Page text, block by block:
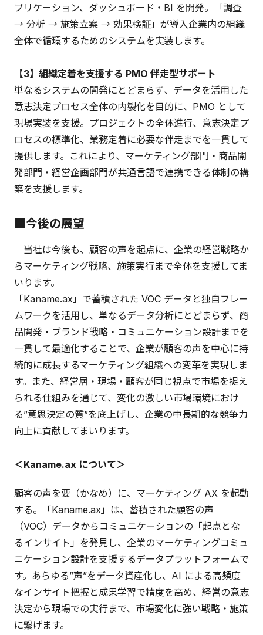
プリケーション、ダッシュボード・BI を開発。「調査
→ 分析 → 施策立案 → 効果検証」が導入企業内の組織
全体で循環するためのシステムを実装します。
【3】組織定着を支援する PMO 伴走型サポート
単なるシステムの開発にとどまらず、データを活用した
意志決定プロセス全体の内製化を目的に、PMO として
現場実装を支援。プロジェクトの全体進行、意志決定プ
ロセスの標準化、業務定着に必要な伴走までを一貫して
提供します。これにより、マーケティング部門・商品開
発部門・経営企画部門が共通言語で連携できる体制の構
築を支援します。
■今後の展望
当社は今後も、顧客の声を起点に、企業の経営戦略か
らマーケティング戦略、施策実行まで全体を支援してま
いります。
「Kaname.ax」で蓄積された VOC データと独自フレー
ムワークを活用し、単なるデータ分析にとどまらず、商
品開発・ブランド戦略・コミュニケーション設計までを
一貫して最適化することで、企業が顧客の声を中心に持
続的に成長するマーケティング組織への変革を実現しま
す。また、経営層・現場・顧客が同じ視点で市場を捉え
られる仕組みを通じて、変化の激しい市場環境におけ
る”意思決定の質”を底上げし、企業の中長期的な競争力
向上に貢献してまいります。
＜Kaname.ax について＞
顧客の声を要（かなめ）に、マーケティング AX を起動
する。「Kaname.ax」は、蓄積された顧客の声
（VOC）データからコミュニケーションの「起点とな
るインサイト」を発見し、企業のマーケティングコミュ
ニケーション設計を支援するデータプラットフォームで
す。あらゆる”声”をデータ資産化し、AI による高頻度
なインサイト把握と成果学習で精度を高め、経営の意志
決定から現場での実行まで、市場変化に強い戦略・施策
に繋げます。